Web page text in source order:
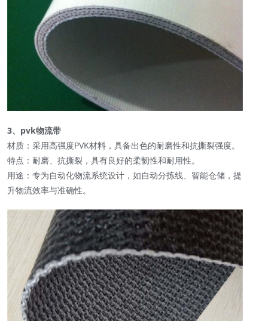
3、pvk物流带
材质：采用高强度PVK材料，具备出色的耐磨性和抗撕裂强度。
特点：耐磨、抗撕裂，具有良好的柔韧性和耐用性。
用途：专为自动化物流系统设计，如自动分拣线、智能仓储，提
升物流效率与准确性。